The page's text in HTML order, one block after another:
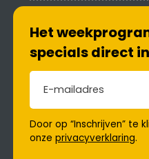
Het
specials direct
E-mailadres
Door op “Inschrijven” te
onzeprivacyverklaring.